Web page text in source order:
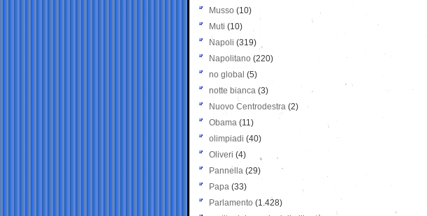
Musso (10)
Muti (10)
Napoli (319)
Napolitano (220)
no global (5)
notte bianca (3)
Nuovo Centrodestra (2)
Obama (11)
olimpiadi (40)
Oliveri (4)
Pannella (29)
Papa (33)
Parlamento (1.428)